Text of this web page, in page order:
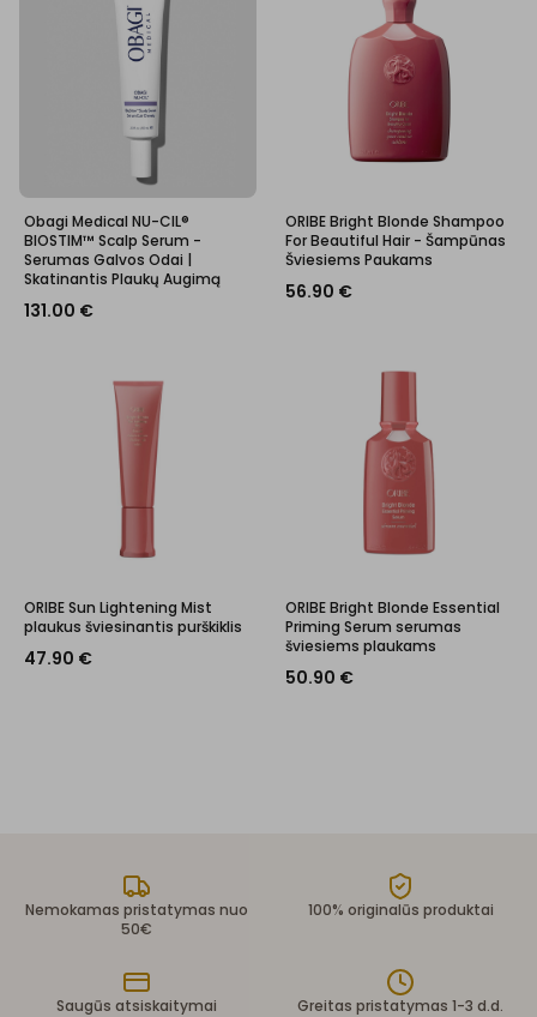
Obagi Medical NU-CIL®
BIOSTIM™ Scalp Serum -
Serumas Galvos Odai |
Skatinantis Plaukų Augimą
131.00 €
ORIBE Bright Blonde Shampoo
For Beautiful Hair - Šampūnas
Šviesiems Paukams
56.90 €
ORIBE Sun Lightening Mist
plaukus šviesinantis purškiklis
47.90 €
ORIBE Bright Blonde Essential
Priming Serum serumas
šviesiems plaukams
50.90 €
Nemokamas pristatymas nuo
50€
100% originalūs produktai
Saugūs atsiskaitymai Greitas pristatymas 1-3 d.d.